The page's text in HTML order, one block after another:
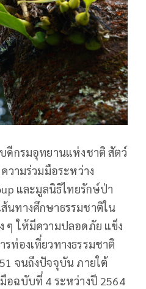
ดีกรมอุทยานแห่งชาติ สัตว์
วามร่วมมือระหว่าง
และมูลนิธิไทยรักษ์ป่า
นทางศึกษาธรรมชาติใน
ๆ ให้มีความปลอดภัย แข็ง
ท่องเที่ยวทางธรรมชาติ
จนถึงปัจจุบัน ภายใต้
อฉบับที่ 4 ระหว่างปี 2564